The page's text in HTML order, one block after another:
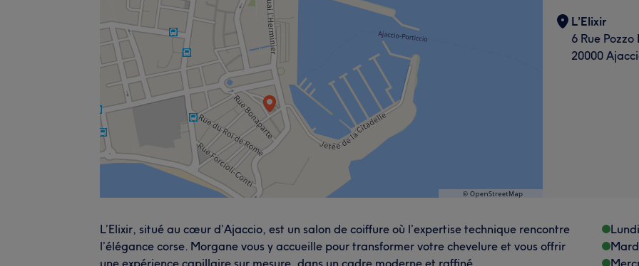
L’Elixir
6 Rue Pozzo
20000
L’Elixir, situé au cœur d’Ajaccio, est un salon de coiffure où l’expertise technique rencontre
l’élégance corse. Morgane vous y accueille pour transformer votre chevelure et vous offrir
une expérience capillaire sur mesure, dans un cadre moderne et raffiné.
Lundi